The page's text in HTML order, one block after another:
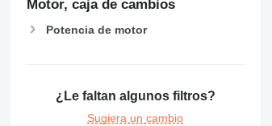
Motor, caja de cambios
Potencia de motor
¿Le faltan algunos filtros?
Sugiera un cambio